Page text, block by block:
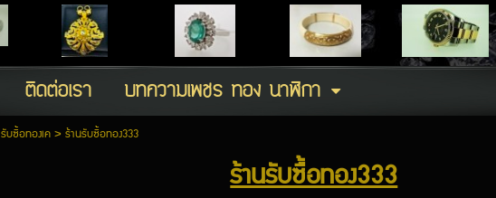
ติดต่อเรา บทความเพชร ทอง นาฬิกา
รับซื้อทองเค> ร้านรับซื้อทอง333
ร้านรับซื้อทอง333